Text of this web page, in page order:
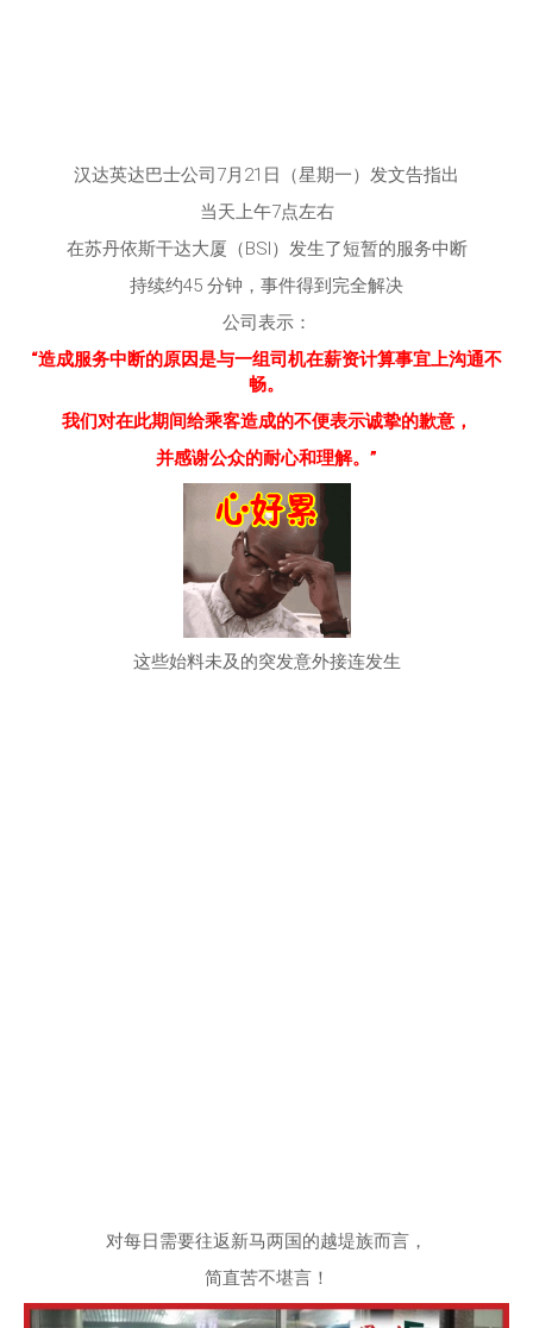
汉达英达巴士公司7月21日（星期一）发文告指出
当天上午7点左右
在苏丹依斯干达大厦（BSI）发生了短暂的服务中断
持续约45 分钟，事件得到完全解决
公司表示：
“造成服务中断的原因是与一组司机在薪资计算事宜上沟通不
畅。
我们对在此期间给乘客造成的不便表示诚挚的歉意，
并感谢公众的耐心和理解。”
这些始料未及的突发意外接连发生
对每日需要往返新马两国的越堤族而言，
简直苦不堪言！